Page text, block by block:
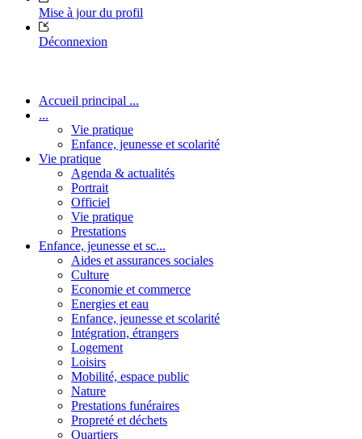
Mise à jour du profil
Déconnexion
Accueil principal ...
...
Vie pratique
Enfance, jeunesse et scolarité
Vie pratique
Agenda & actualités
Portrait
Officiel
Vie pratique
Prestations
Enfance, jeunesse et sc...
Aides et assurances sociales
Culture
Economie et commerce
Energies et eau
Enfance, jeunesse et scolarité
Intégration, étrangers
Logement
Loisirs
Mobilité, espace public
Nature
Prestations funéraires
Propreté et déchets
Quartiers